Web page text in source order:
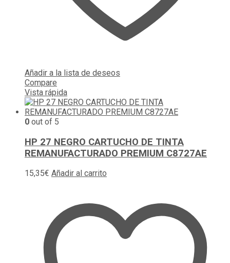
Añadir a la lista de deseos
Compare
Vista rápida
0 out of 5
HP 27 NEGRO CARTUCHO DE TINTA
REMANUFACTURADO PREMIUM C8727AE
15,35€ Añadir al carrito